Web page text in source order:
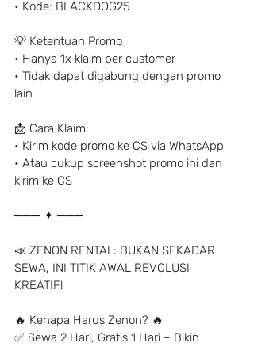
• Kode: BLACKDOG25
💡 Ketentuan Promo
• Hanya 1x klaim per customer
• Tidak dapat digabung dengan promo
lain
📩 Cara Klaim:
• Kirim kode promo ke CS via WhatsApp
• Atau cukup screenshot promo ini dan
kirim ke CS
─── ✦ ───
📣 ZENON RENTAL: BUKAN SEKADAR
SEWA, INI TITIK AWAL REVOLUSI
KREATIF!
🔥 Kenapa Harus Zenon? 🔥
✅ Sewa 2 Hari, Gratis 1 Hari – Bikin